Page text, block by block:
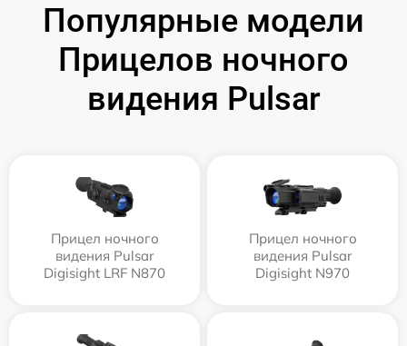
Популярные модели
Прицелов ночного
видения Pulsar
Прицел ночного
видения Pulsar
Digisight LRF N870
Прицел ночного
видения Pulsar
Digisight N970